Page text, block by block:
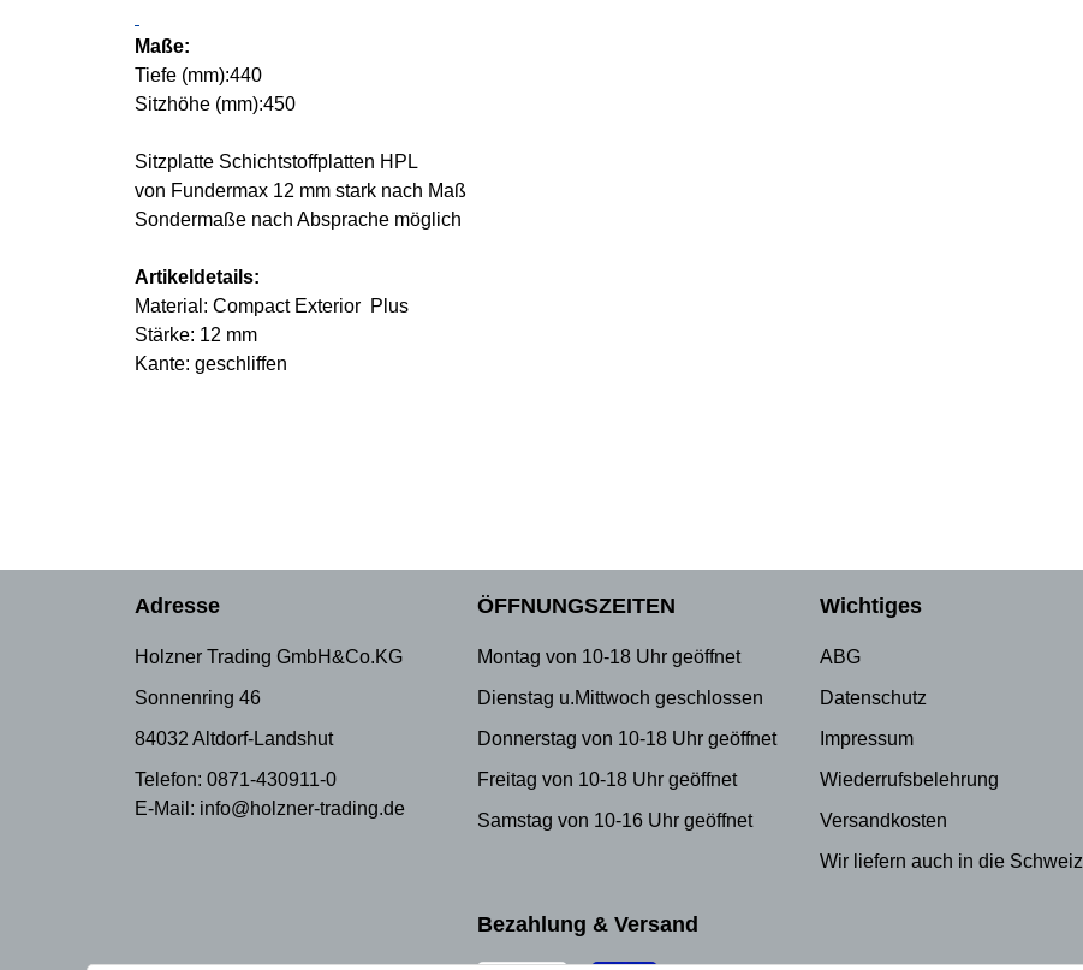
Maße:
Tiefe (mm):440
Sitzhöhe (mm):450
Sitzplatte Schichtstoffplatten HPL
von Fundermax 12 mm stark nach Maß
Sondermaße nach Absprache möglich
Artikeldetails:
Material: Compact Exterior Plus
Stärke: 12 mm
Kante: geschliffen
Adresse
Holzner Trading GmbH&Co.KG
Sonnenring 46
84032 Altdorf-Landshut
Telefon: 0871-430911-0
E-Mail: info@holzner-trading.de
ÖFFNUNGSZEITEN
Montag von 10-18 Uhr geöffnet
Dienstag u.Mittwoch geschlossen
Donnerstag von 10-18 Uhr geöffnet
Freitag von 10-18 Uhr geöffnet
Samstag von 10-16 Uhr geöffnet
Wichtiges
ABG
Datenschutz
Impressum
Wiederrufsbelehrung
Versandkosten
Wir liefern auch in die Schweiz
Bezahlung & Versand